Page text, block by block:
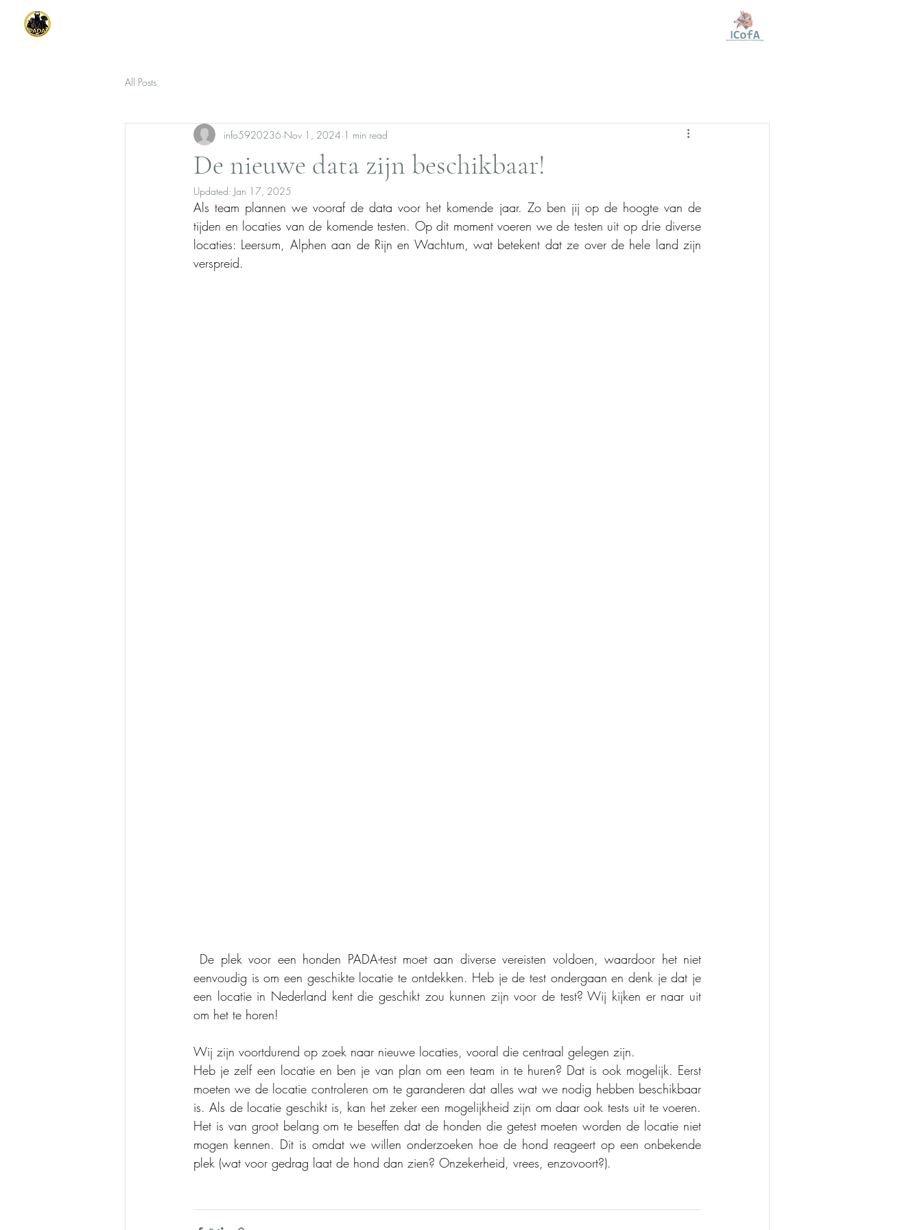
All Posts
De nieuwe data zijn beschikbaar!
info5920236 Nov 1, 2024 1 min read
Updated: Jan 17, 2025
Als team plannen we vooraf de data voor het komende jaar. Zo ben jij op de hoogte van de
tijden en locaties van de komende testen. Op dit moment voeren we de testen uit op drie diverse
locaties: Leersum, Alphen aan de Rijn en Wachtum, wat betekent dat ze over de hele land zijn
verspreid.
eenvoudig is om een geschikte locatie te ontdekken. Heb je de test ondergaan en denk je dat je
een locatie in Nederland kent die geschikt zou kunnen zijn voor de test? Wij kijken er naar uit
om het te horen!
Wij zijn voortdurend op zoek naar nieuwe locaties, vooral die centraal gelegen zijn.
Heb je zelf een locatie en ben je van plan om een team in te huren? Dat is ook mogelijk. Eerst
moeten we de locatie controleren om te garanderen dat alles wat we nodig hebben beschikbaar
is. Als de locatie geschikt is, kan het zeker een mogelijkheid zijn om daar ook tests uit te voeren.
Het is van groot belang om te beseffen dat de honden die getest moeten worden de locatie niet
mogen kennen. Dit is omdat we willen onderzoeken hoe de hond reageert op een onbekende
plek (wat voor gedrag laat de hond dan zien? Onzekerheid, vrees, enzovoort?).